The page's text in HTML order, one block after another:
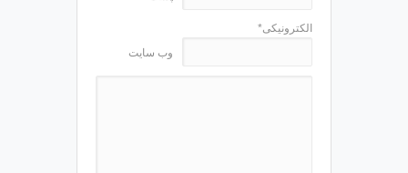
الکترونیکی*
وب سایت